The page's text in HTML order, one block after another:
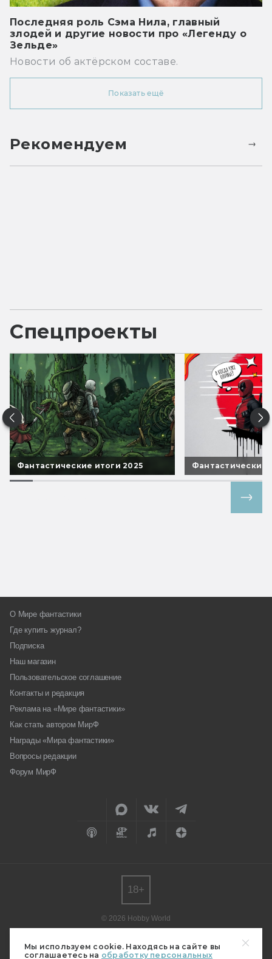
Мы используем cookie. Находясь на сайте вы
соглашаетесь на обработку персональных
Последняя роль Сэма Нила, главный
злодей и другие новости про «Легенду о
Зельде»
Новости об актёрском составе.
Показать ещё
Рекомендуем
Спецпроекты
Фантастические итоги 2025 Фантастические
О Мире фантастики
Где купить журнал?
Подписка
Наш магазин
Пользовательское соглашение
Контакты и редакция
Реклама на «Мире фантастики»
Как стать автором МирФ
Награды «Мира фантастики»
Вопросы редакции
Форум МирФ
© 2026 Hobby World
редакции.
Мнение авторов может не совпадать с мнением редакции.
18+